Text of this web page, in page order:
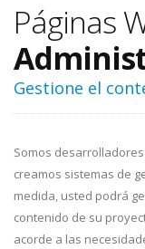
Páginas
Gestione el
Somos
creamos sistemas de
medida, usted podrá
contenido de su
acorde a las